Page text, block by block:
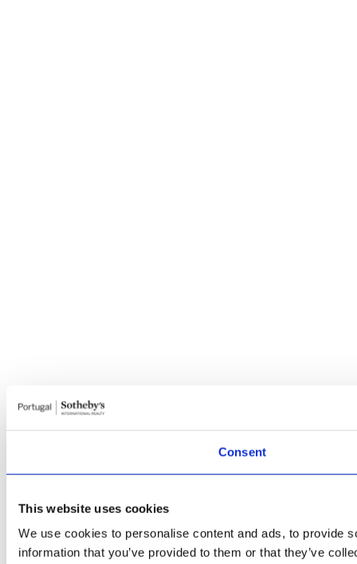
Consent
This website uses cookies
We use cookies to personalise content and ads, to provide
information that you’ve provided to them or that they’ve